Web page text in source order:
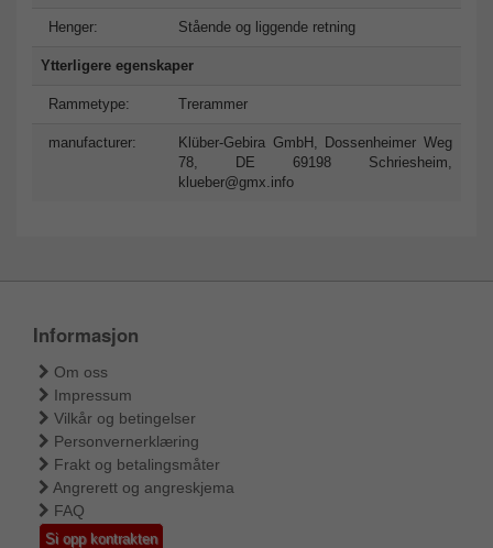
Henger: Stående og liggende retning
Ytterligere egenskaper
Rammetype: Trerammer
manufacturer:
Klüber-Gebira GmbH, Dossenheimer Weg
78, DE 69198 Schriesheim,
klueber@gmx.info
Informasjon
Om oss
Impressum
Vilkår og betingelser
Personvernerklæring
Frakt og betalingsmåter
Angrerett og angreskjema
FAQ
Si opp kontrakten